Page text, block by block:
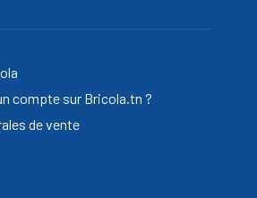
compte sur Bricola.tn ?
de vente